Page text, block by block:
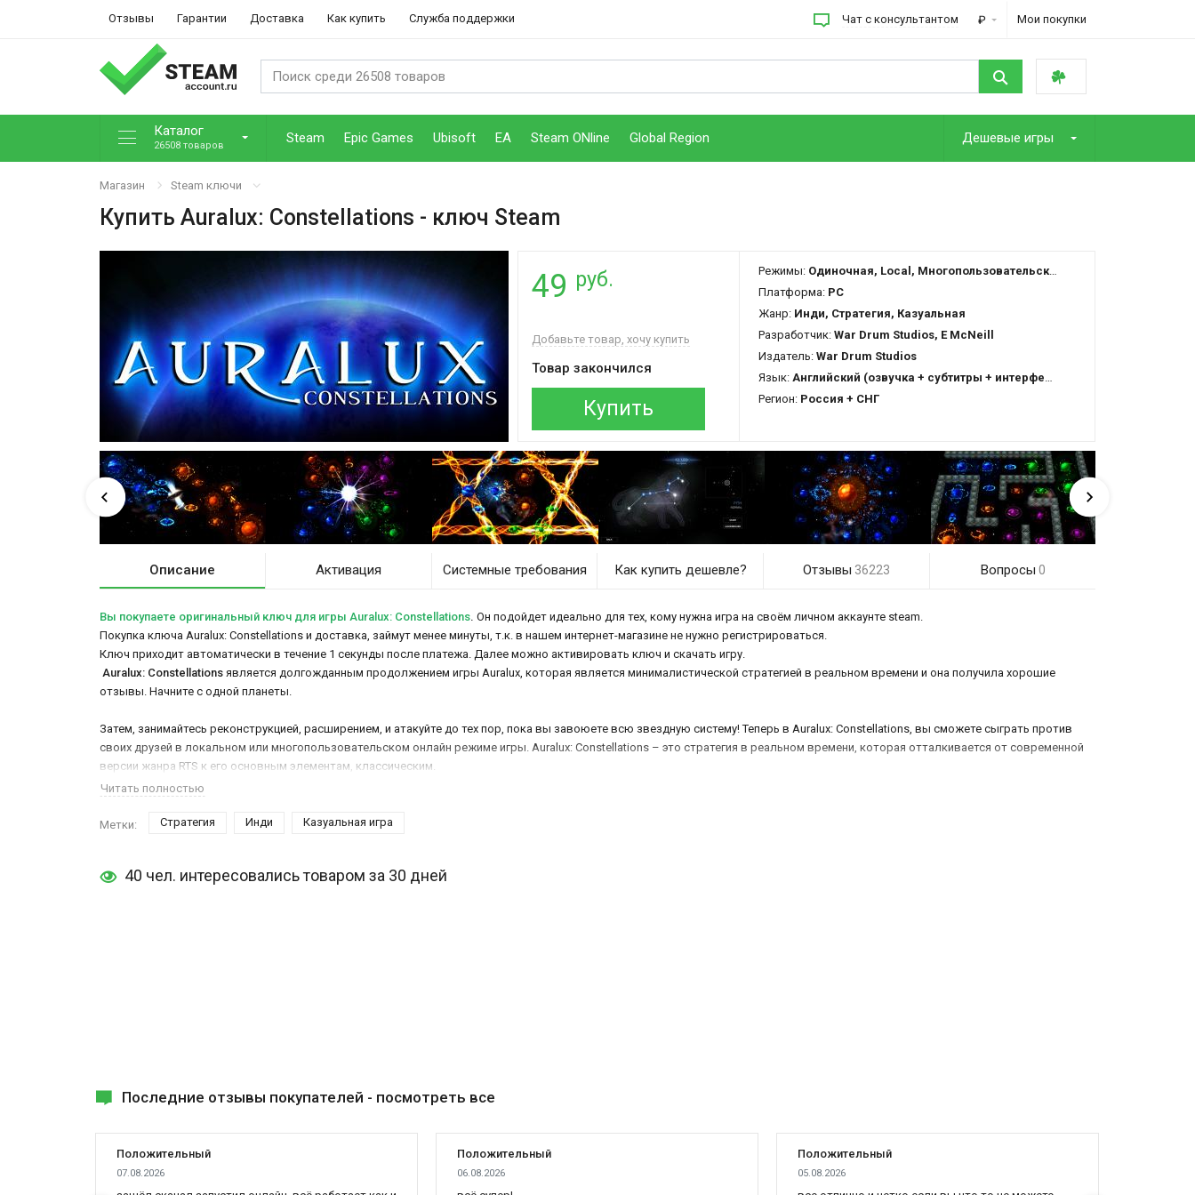
Отзывы Гарантии Доставка Как купить Служба поддержки Чат с консультантом ₽ Мои покупки
Каталог
26508 товаров Steam Epic Games Ubisoft EA Steam ONline Global Region Дешевые игры
Магазин Steam ключи
Купить Auralux: Constellations - ключ Steam
49 руб.
Добавьте товар, хочу купить
Товар закончился
Купить
Режимы: Одиночная, Local, Многопользовательская
Платформа: PC
Жанр: Инди, Стратегия, Казуальная
Разработчик: War Drum Studios, E McNeill
Издатель: War Drum Studios
Язык: Английский (озвучка + субтитры + интерфейс)
Регион: Россия + СНГ
Описание Активация Системные требования Как купить дешевле? Отзывы 36223 Вопросы 0
Вы покупаете оригинальный ключ для игры Auralux: Constellations. Он подойдет идеально для тех, кому нужна игра на своём личном аккаунте steam.
Покупка ключа Auralux: Constellations и доставка, займут менее минуты, т.к. в нашем интернет-магазине не нужно регистрироваться.
Ключ приходит автоматически в течение 1 секунды после платежа. Далее можно активировать ключ и скачать игру.
Auralux: Constellations является долгожданным продолжением игры Auralux, которая является минималистической стратегией в реальном времени и она получила хорошие
отзывы. Начните с одной планеты.
Затем, занимайтесь реконструкцией, расширением, и атакуйте до тех пор, пока вы завоюете всю звездную систему! Теперь в Auralux: Constellations, вы сможете сыграть против
своих друзей в локальном или многопользовательском онлайн режиме игры. Auralux: Constellations – это стратегия в реальном времени, которая отталкивается от современной
версии жанра RTS к его основным элементам, классическим.
Читать полностью
Метки: Стратегия Инди Казуальная игра
40 чел. интересовались товаром за 30 дней
Последние отзывы покупателей - посмотреть все
Положительный
07.08.2026
Положительный
06.08.2026
Положительный
05.08.2026